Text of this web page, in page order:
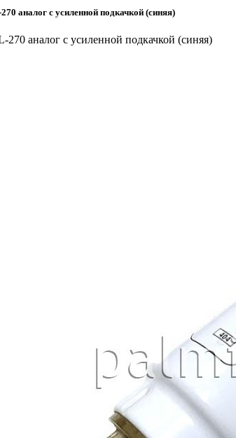
аналог с усиленной подкачкой (синяя)
аналог с усиленной подкачкой (синяя)